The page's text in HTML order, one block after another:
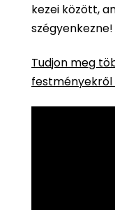
kezei között,
szégyenkezne!
Tudjon meg
festményekről